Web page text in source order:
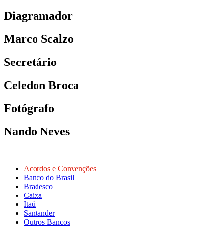
Diagramador
Marco Scalzo
Secretário
Celedon Broca
Fotógrafo
Nando Neves
Acordos e Convenções
Banco do Brasil
Bradesco
Caixa
Itaú
Santander
Outros Bancos